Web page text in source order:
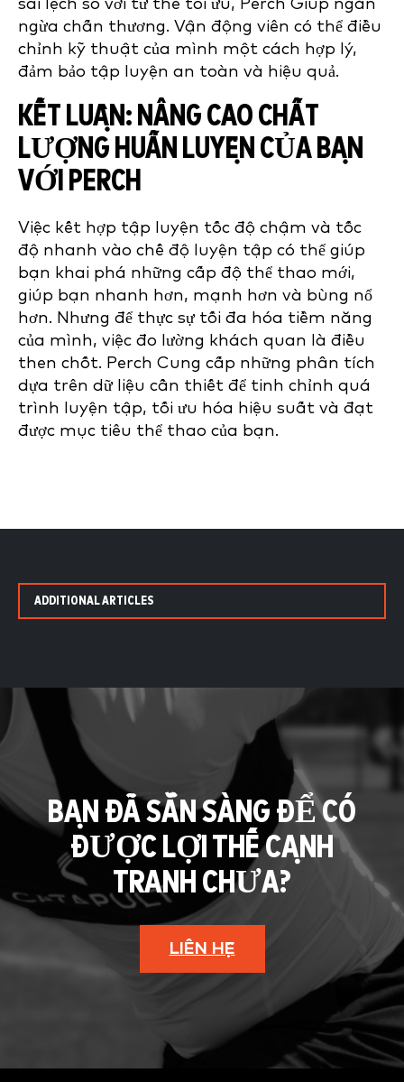
sai lệch so với tư thế tối ưu, Perch Giúp ngăn
ngừa chấn thương. Vận động viên có thể điều
chỉnh kỹ thuật của mình một cách hợp lý,
đảm bảo tập luyện an toàn và hiệu quả.
KẾT LUẬN: NÂNG CAO CHẤT
LƯỢNG HUẤN LUYỆN CỦA BẠN
VỚI PERCH
Việc kết hợp tập luyện tốc độ chậm và tốc
độ nhanh vào chế độ luyện tập có thể giúp
bạn khai phá những cấp độ thể thao mới,
giúp bạn nhanh hơn, mạnh hơn và bùng nổ
hơn. Nhưng để thực sự tối đa hóa tiềm năng
của mình, việc đo lường khách quan là điều
then chốt. Perch Cung cấp những phân tích
dựa trên dữ liệu cần thiết để tinh chỉnh quá
trình luyện tập, tối ưu hóa hiệu suất và đạt
được mục tiêu thể thao của bạn.
ADDITIONAL ARTICLES
BẠN ĐÃ SẴN SÀNG ĐỂ CÓ
ĐƯỢC LỢI THẾ CẠNH
TRANH CHƯA?
LIÊN HỆ